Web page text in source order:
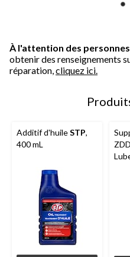
À l'attention des
obtenir des renseignements
réparation, cliquez ici.
Additif d'huileSTP,
400 mL